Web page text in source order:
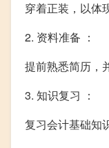
穿着正装，以体
2. 资料准备 ：
提前熟悉简历，
3. 知识复习 ：
复习会计基础知